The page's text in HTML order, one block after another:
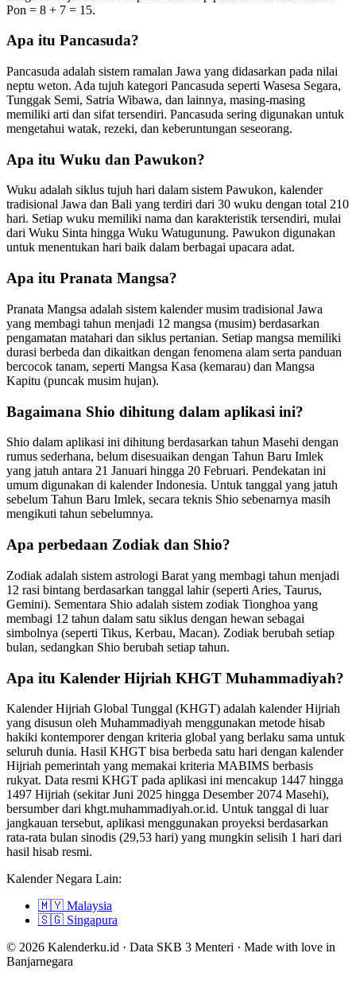
Pon = 8 + 7 = 15.
Apa itu Pancasuda?
Pancasuda adalah sistem ramalan Jawa yang didasarkan pada nilai
neptu weton. Ada tujuh kategori Pancasuda seperti Wasesa Segara,
Tunggak Semi, Satria Wibawa, dan lainnya, masing-masing
memiliki arti dan sifat tersendiri. Pancasuda sering digunakan untuk
mengetahui watak, rezeki, dan keberuntungan seseorang.
Apa itu Wuku dan Pawukon?
Wuku adalah siklus tujuh hari dalam sistem Pawukon, kalender
tradisional Jawa dan Bali yang terdiri dari 30 wuku dengan total 210
hari. Setiap wuku memiliki nama dan karakteristik tersendiri, mulai
dari Wuku Sinta hingga Wuku Watugunung. Pawukon digunakan
untuk menentukan hari baik dalam berbagai upacara adat.
Apa itu Pranata Mangsa?
Pranata Mangsa adalah sistem kalender musim tradisional Jawa
yang membagi tahun menjadi 12 mangsa (musim) berdasarkan
pengamatan matahari dan siklus pertanian. Setiap mangsa memiliki
durasi berbeda dan dikaitkan dengan fenomena alam serta panduan
bercocok tanam, seperti Mangsa Kasa (kemarau) dan Mangsa
Kapitu (puncak musim hujan).
Bagaimana Shio dihitung dalam aplikasi ini?
Shio dalam aplikasi ini dihitung berdasarkan tahun Masehi dengan
rumus sederhana, belum disesuaikan dengan Tahun Baru Imlek
yang jatuh antara 21 Januari hingga 20 Februari. Pendekatan ini
umum digunakan di kalender Indonesia. Untuk tanggal yang jatuh
sebelum Tahun Baru Imlek, secara teknis Shio sebenarnya masih
mengikuti tahun sebelumnya.
Apa perbedaan Zodiak dan Shio?
Zodiak adalah sistem astrologi Barat yang membagi tahun menjadi
12 rasi bintang berdasarkan tanggal lahir (seperti Aries, Taurus,
Gemini). Sementara Shio adalah sistem zodiak Tionghoa yang
membagi 12 tahun dalam satu siklus dengan hewan sebagai
simbolnya (seperti Tikus, Kerbau, Macan). Zodiak berubah setiap
bulan, sedangkan Shio berubah setiap tahun.
Apa itu Kalender Hijriah KHGT Muhammadiyah?
Kalender Hijriah Global Tunggal (KHGT) adalah kalender Hijriah
yang disusun oleh Muhammadiyah menggunakan metode hisab
hakiki kontemporer dengan kriteria global yang berlaku sama untuk
seluruh dunia. Hasil KHGT bisa berbeda satu hari dengan kalender
Hijriah pemerintah yang memakai kriteria MABIMS berbasis
rukyat. Data resmi KHGT pada aplikasi ini mencakup 1447 hingga
1497 Hijriah (sekitar Juni 2025 hingga Desember 2074 Masehi),
bersumber dari khgt.muhammadiyah.or.id. Untuk tanggal di luar
jangkauan tersebut, aplikasi menggunakan proyeksi berdasarkan
rata-rata bulan sinodis (29,53 hari) yang mungkin selisih 1 hari dari
hasil hisab resmi.
Kalender Negara Lain:
🇲🇾 Malaysia
🇸🇬 Singapura
© 2026 Kalenderku.id · Data SKB 3 Menteri · Made with love in
Banjarnegara